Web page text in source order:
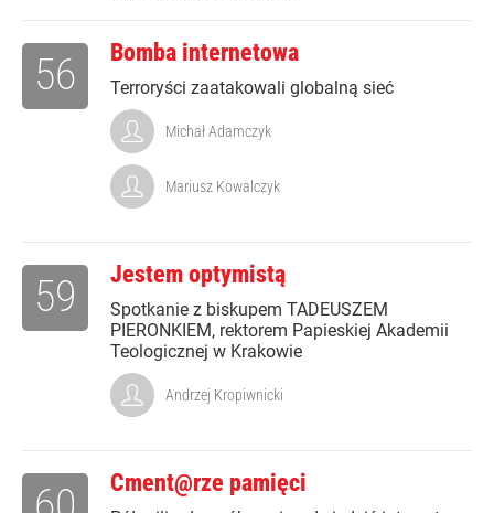
Bomba internetowa
Terroryści zaatakowali globalną sieć
56
Michał Adamczyk
Mariusz Kowalczyk
Jestem optymistą
Spotkanie z biskupem TADEUSZEM
PIERONKIEM, rektorem Papieskiej Akademii
Teologicznej w Krakowie
59
Andrzej Kropiwnicki
Cment@rze pamięci